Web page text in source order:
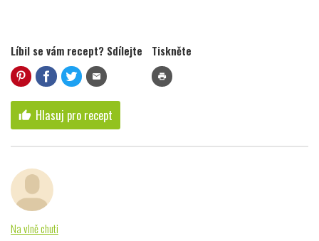
Líbil se vám recept? Sdílejte
mail
Tiskněte
print
thumb_up Hlasuj pro recept
Na vlně chuti